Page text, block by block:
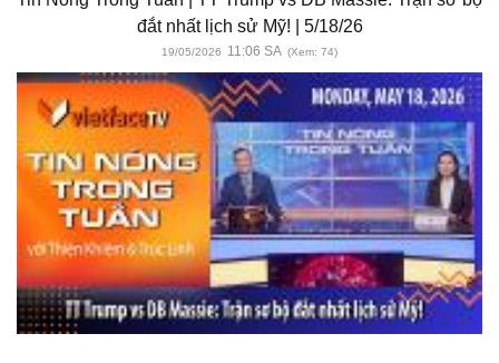
đắt nhất lịch sử Mỹ! | 5/18/26
19/05/2026 11:06 SA (Xem: 74)